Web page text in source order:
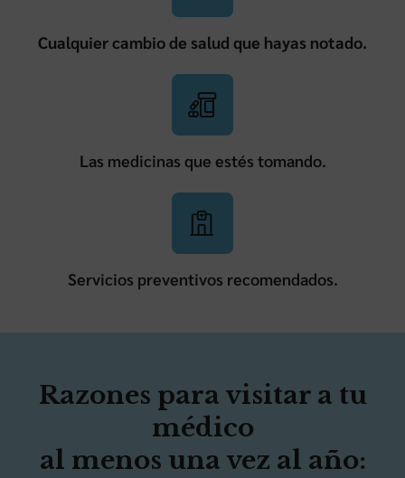
Cualquier cambio de salud que hayas notado.
Las medicinas que estés tomando.
Servicios preventivos recomendados.
Razones para visitar a tu
médico
al menos una vez al año: